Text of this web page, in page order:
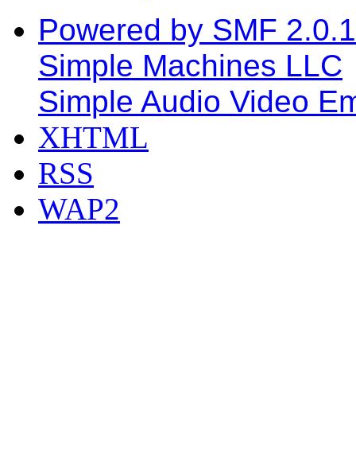
Powered by SMF
Simple Machines LLC
Simple Audio Video
XHTML
RSS
WAP2